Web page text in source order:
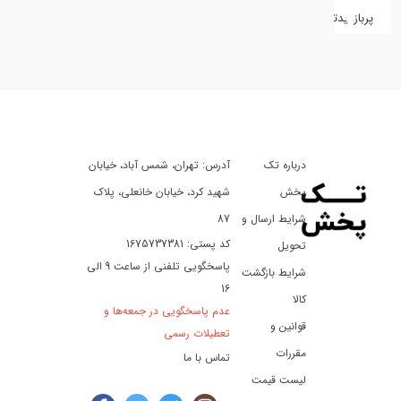
کفش
سفر
تفریح
پربازدیدترین
درباره تک
پخش
شرایط ارسال و
تحویل
شرایط بازگشت
کالا
قوانین و
مقررات
لیست قیمت
آدرس: تهران، شمس آباد، خیابان
شهید کرد، خیابان خانعلی، پلاک
87
کد پستی: 1675737381
پاسخگویی تلفنی از ساعت 9 الی
16
عدم پاسخگویی در جمعه‌ها و
تعطیلات رسمی
تماس با ما